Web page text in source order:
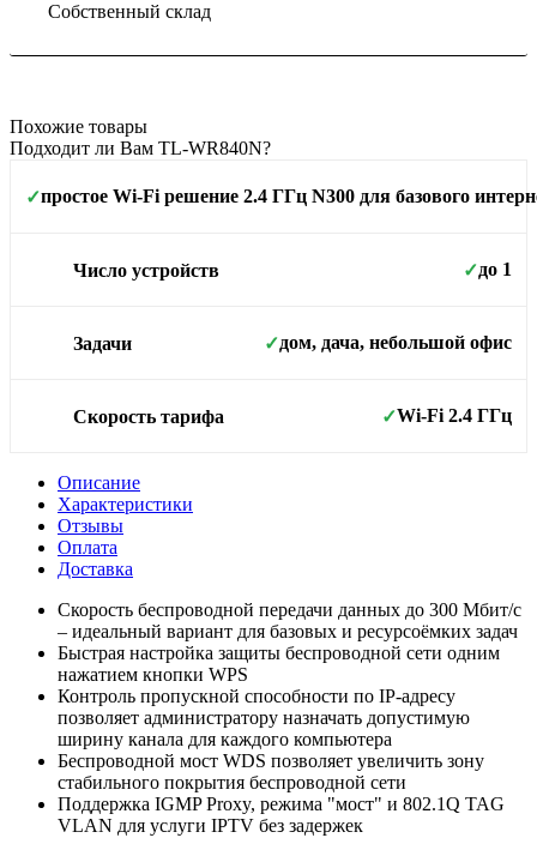
Собственный склад
Похожие товары
Подходит ли Вам TL-WR840N?
Площадь покрытия
✓простое Wi-Fi решение 2.4 ГГц N300 для базового
Число устройств ✓до 1
Задачи ✓дом, дача, небольшой офис
Скорость тарифа ✓Wi-Fi 2.4 ГГц
Описание
Характеристики
Отзывы
Оплата
Доставка
Скорость беспроводной передачи данных до 300 Мбит/с
– идеальный вариант для базовых и ресурсоёмких задач
Быстрая настройка защиты беспроводной сети одним
нажатием кнопки WPS
Контроль пропускной способности по IP-адресу
позволяет администратору назначать допустимую
ширину канала для каждого компьютера
Беспроводной мост WDS позволяет увеличить зону
стабильного покрытия беспроводной сети
Поддержка IGMP Proxy, режима "мост" и 802.1Q TAG
VLAN для услуги IPTV без задержек